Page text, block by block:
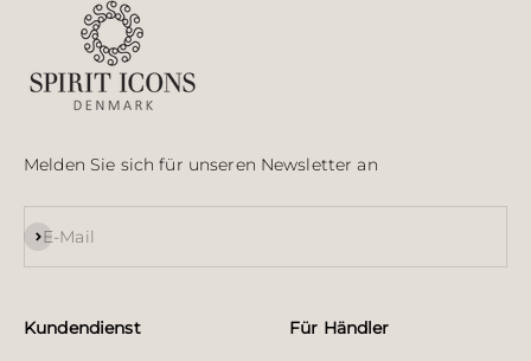
Melden Sie sich für unseren Newsletter an
E-Mail
Abonnieren
Kundendienst Für Händler